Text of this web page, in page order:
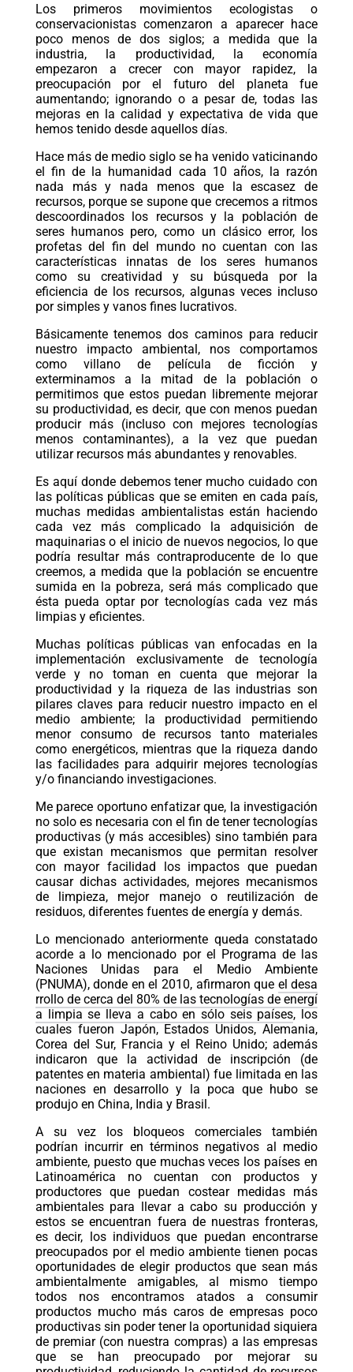
Los primeros movimientos ecologistas o
conservacionistas comenzaron a aparecer hace
poco menos de dos siglos; a medida que la
industria, la productividad, la economía
empezaron a crecer con mayor rapidez, la
preocupación por el futuro del planeta fue
aumentando; ignorando o a pesar de, todas las
mejoras en la calidad y expectativa de vida que
hemos tenido desde aquellos días.
Hace más de medio siglo se ha venido vaticinando
el fin de la humanidad cada 10 años, la razón
nada más y nada menos que la escasez de
recursos, porque se supone que crecemos a ritmos
descoordinados los recursos y la población de
seres humanos pero, como un clásico error, los
profetas del fin del mundo no cuentan con las
características innatas de los seres humanos
como su creatividad y su búsqueda por la
eficiencia de los recursos, algunas veces incluso
por simples y vanos fines lucrativos.
Básicamente tenemos dos caminos para reducir
nuestro impacto ambiental, nos comportamos
como villano de película de ficción y
exterminamos a la mitad de la población o
permitimos que estos puedan libremente mejorar
su productividad, es decir, que con menos puedan
producir más (incluso con mejores tecnologías
menos contaminantes), a la vez que puedan
utilizar recursos más abundantes y renovables.
Es aquí donde debemos tener mucho cuidado con
las políticas públicas que se emiten en cada país,
muchas medidas ambientalistas están haciendo
cada vez más complicado la adquisición de
maquinarias o el inicio de nuevos negocios, lo que
podría resultar más contraproducente de lo que
creemos, a medida que la población se encuentre
sumida en la pobreza, será más complicado que
ésta pueda optar por tecnologías cada vez más
limpias y eficientes.
Muchas políticas públicas van enfocadas en la
implementación exclusivamente de tecnología
verde y no toman en cuenta que mejorar la
productividad y la riqueza de las industrias son
pilares claves para reducir nuestro impacto en el
medio ambiente; la productividad permitiendo
menor consumo de recursos tanto materiales
como energéticos, mientras que la riqueza dando
las facilidades para adquirir mejores tecnologías
y/o financiando investigaciones.
Me parece oportuno enfatizar que, la investigación
no solo es necesaria con el fin de tener tecnologías
productivas (y más accesibles) sino también para
que existan mecanismos que permitan resolver
con mayor facilidad los impactos que puedan
causar dichas actividades, mejores mecanismos
de limpieza, mejor manejo o reutilización de
residuos, diferentes fuentes de energía y demás.
Lo mencionado anteriormente queda constatado
acorde a lo mencionado por el Programa de las
Naciones Unidas para el Medio Ambiente
(PNUMA), donde en el 2010, afirmaron que el desa
rrollo de cerca del 80% de las tecnologías de energí
a limpia se lleva a cabo en sólo seis países, los
cuales fueron Japón, Estados Unidos, Alemania,
Corea del Sur, Francia y el Reino Unido; además
indicaron que la actividad de inscripción (de
patentes en materia ambiental) fue limitada en las
naciones en desarrollo y la poca que hubo se
produjo en China, India y Brasil.
A su vez los bloqueos comerciales también
podrían incurrir en términos negativos al medio
ambiente, puesto que muchas veces los países en
Latinoamérica no cuentan con productos y
productores que puedan costear medidas más
ambientales para llevar a cabo su producción y
estos se encuentran fuera de nuestras fronteras,
es decir, los individuos que puedan encontrarse
preocupados por el medio ambiente tienen pocas
oportunidades de elegir productos que sean más
ambientalmente amigables, al mismo tiempo
todos nos encontramos atados a consumir
productos mucho más caros de empresas poco
productivas sin poder tener la oportunidad siquiera
de premiar (con nuestra compras) a las empresas
que se han preocupado por mejorar su